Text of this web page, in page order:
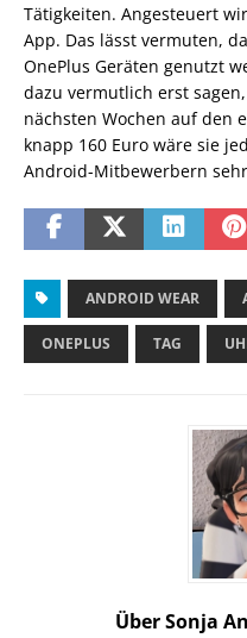
Tätigkeiten. Angesteuert
App. Das lässt vermuten,
OnePlus Geräten genutzt
dazu vermutlich erst
nächsten Wochen auf den
knapp 160 Euro wäre sie
Android-Mitbewerbern
ANDROID WEAR
ONEPLUS TAG
Über Sonja